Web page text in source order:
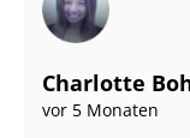
Charlotte
vor 5 Monaten